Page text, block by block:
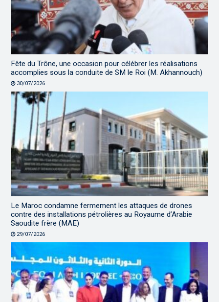
Fête du Trône, une occasion pour célébrer les réalisations
accomplies sous la conduite de SM le Roi (M. Akhannouch)
30/07/2026
Le Maroc condamne fermement les attaques de drones
contre des installations pétrolières au Royaume d’Arabie
Saoudite frère (MAE)
29/07/2026